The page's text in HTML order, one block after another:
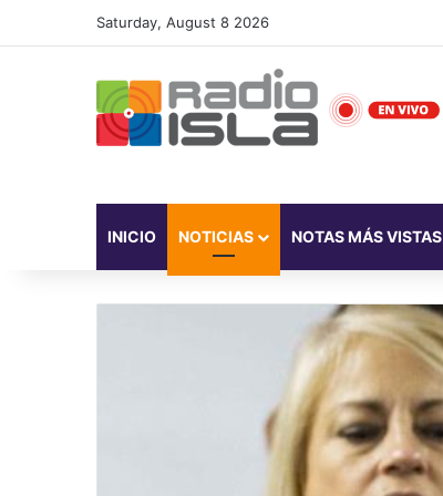
Saturday, August 8 2026
INICIO NOTICIAS NOTAS MÁS VISTAS